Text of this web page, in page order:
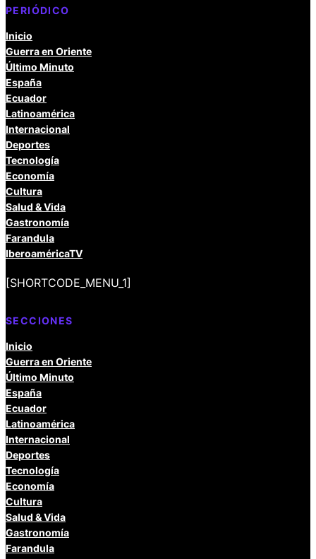
PERIÓDICO
Inicio
Guerra en Oriente
Último Minuto
España
Ecuador
Latinoamérica
Internacional
Deportes
Tecnología
Economía
Cultura
Salud & Vida
Gastronomía
Farandula
IberoaméricaTV
[SHORTCODE_MENU_1]
SECCIONES
Inicio
Guerra en Oriente
Último Minuto
España
Ecuador
Latinoamérica
Internacional
Deportes
Tecnología
Economía
Cultura
Salud & Vida
Gastronomía
Farandula